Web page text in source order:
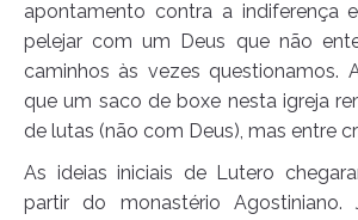
apontamento contra a indiferença
pelejar com um Deus que não
caminhos às vezes questionamos.
que um saco de boxe nesta igreja
de lutas (não com Deus), mas entre
As ideias iniciais de Lutero
partir do monastério Agostiniano.